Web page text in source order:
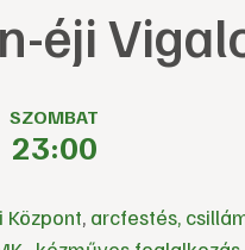
éji
SZOMBAT
23:00
Központ, arcfestés,